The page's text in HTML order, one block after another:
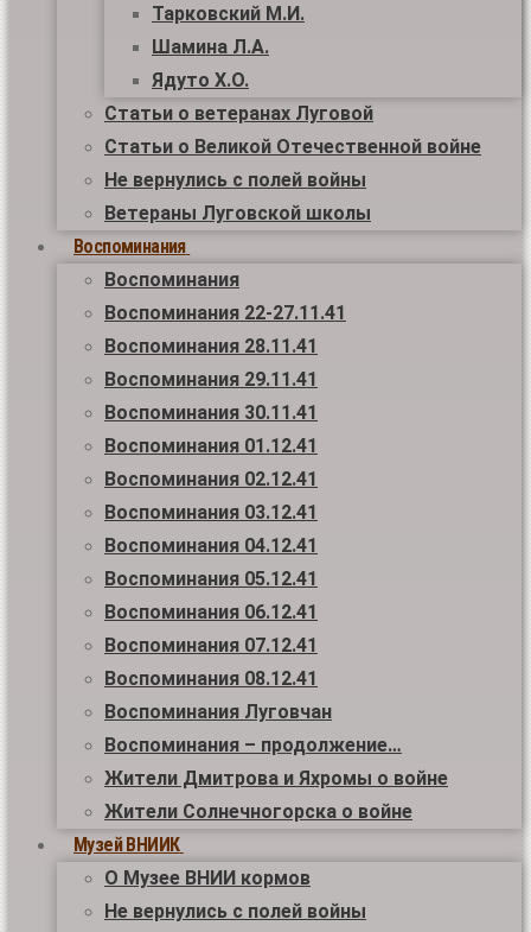
Тарковский М.И.
Шамина Л.А.
Ядуто Х.О.
Статьи о ветеранах Луговой
Статьи о Великой Отечественной войне
Не вернулись с полей войны
Ветераны Луговской школы
Воспоминания
Воспоминания
Воспоминания 22-27.11.41
Воспоминания 28.11.41
Воспоминания 29.11.41
Воспоминания 30.11.41
Воспоминания 01.12.41
Воспоминания 02.12.41
Воспоминания 03.12.41
Воспоминания 04.12.41
Воспоминания 05.12.41
Воспоминания 06.12.41
Воспоминания 07.12.41
Воспоминания 08.12.41
Воспоминания Луговчан
Воспоминания – продолжение…
Жители Дмитрова и Яхромы о войне
Жители Солнечногорска о войне
Музей ВНИИК
О Музее ВНИИ кормов
Не вернулись с полей войны